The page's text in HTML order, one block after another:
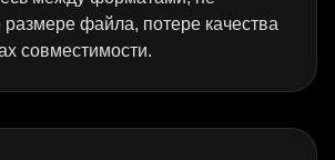
размере файла, потере качества
совместимости.